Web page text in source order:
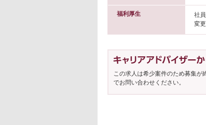
福利厚生
社
変
この求人は希少案件のため募集が
でお問い合わせください。